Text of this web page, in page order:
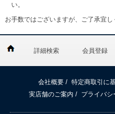
い。
お手数ではございますが、ご了承宜し
詳細検索 会員登録
会社概要 / 特定商取引に
実店舗のご案内 / プライバシ